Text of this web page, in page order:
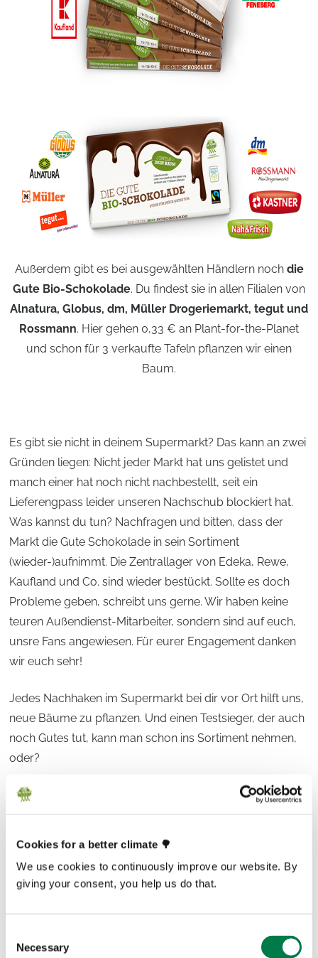
Cookies for a better climate 🌳
We use cookies to continuously improve our website. By
giving your consent, you help us do that.
Selection
Necessary
Außerdem gibt es bei ausgewählten Händlern noch die
Gute Bio-Schokolade. Du findest sie in allen Filialen von
Alnatura, Globus, dm, Müller Drogeriemarkt, tegut und
Rossmann. Hier gehen 0,33 € an Plant-for-the-Planet
und schon für 3 verkaufte Tafeln pflanzen wir einen
Baum.
Es gibt sie nicht in deinem Supermarkt? Das kann an zwei
Gründen liegen: Nicht jeder Markt hat uns gelistet und
manch einer hat noch nicht nachbestellt, seit ein
Lieferengpass leider unseren Nachschub blockiert hat.
Was kannst du tun? Nachfragen und bitten, dass der
Markt die Gute Schokolade in sein Sortiment
(wieder-)aufnimmt. Die Zentrallager von Edeka, Rewe,
Kaufland und Co. sind wieder bestückt. Sollte es doch
Probleme geben, schreibt uns gerne. Wir haben keine
teuren Außendienst-Mitarbeiter, sondern sind auf euch,
unsre Fans angewiesen. Für eurer Engagement danken
wir euch sehr!
Jedes Nachhaken im Supermarkt bei dir vor Ort hilft uns,
neue Bäume zu pflanzen. Und einen Testsieger, der auch
noch Gutes tut, kann man schon ins Sortiment nehmen,
oder?
This article is over a year old and may not reflect
latest facts and figures. If you have any questions,
please contact media@plant-for-the-planet.org